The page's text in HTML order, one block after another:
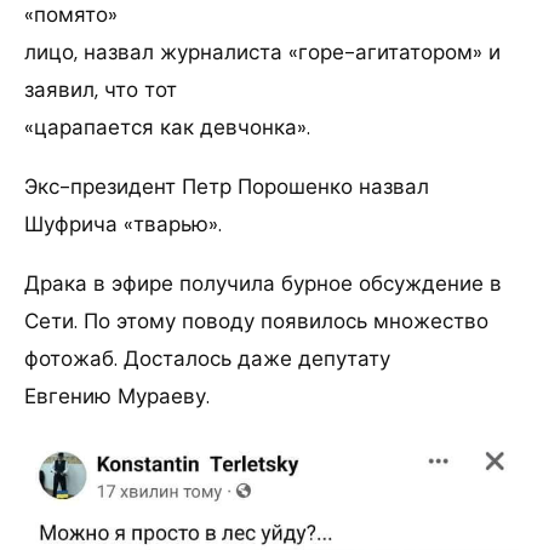
«помято»
лицо, назвал журналиста «горе-агитатором» и
заявил, что тот
«царапается как девчонка».
Экс-президент Петр Порошенко назвал
Шуфрича «тварью».
Драка в эфире получила бурное обсуждение в
Сети. По этому поводу появилось множество
фотожаб. Досталось даже депутату
Евгению Мураеву.